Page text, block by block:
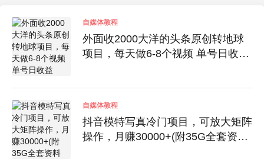
自媒体教程
外面收2000大洋的头条原创转地球
项目，每天做6-8个视频 单号日收益
自媒体教程
抖音模特写真冷门项目，可放大矩阵
操作，月赚30000+(附35G全套资料